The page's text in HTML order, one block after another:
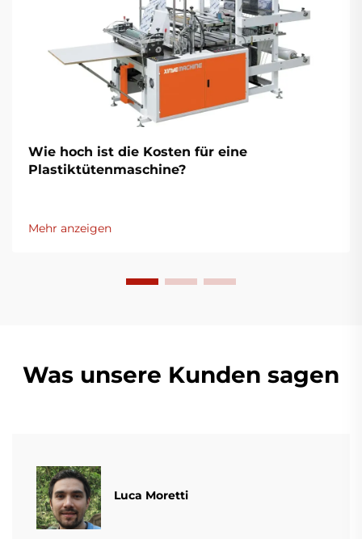
Wie hoch ist die Kosten für eine
Plastiktütenmaschine?
Mehr anzeigen
Was unsere Kunden sagen
Luca Moretti